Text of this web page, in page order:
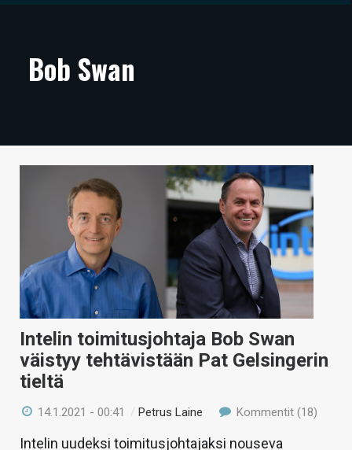
ARTIKKELIT
TECHBBS
VAIHDA TEEMA
HAKU
Bob Swan
Intelin toimitusjohtaja Bob Swan
väistyy tehtävistään Pat Gelsingerin
tieltä
14.1.2021 - 00:41 /Petrus Laine Kommentit (18)
Intelin uudeksi toimitusjohtajaksi nouseva